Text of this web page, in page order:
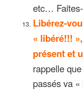
etc…
Libérez-
« libéré!!!
présent et
rappelle
passés va